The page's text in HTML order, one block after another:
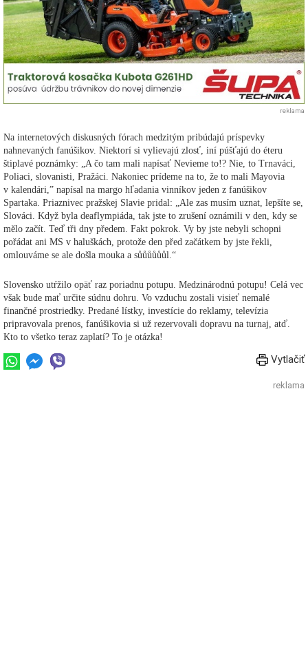
reklama
Na internetových diskusných fórach medzitým pribúdajú príspevky
nahnevaných fanúšikov. Niektorí si vylievajú zlosť, iní púšťajú do éteru
štiplavé poznámky: „A čo tam mali napísať Nevieme to!? Nie, to Trnaváci,
Poliaci, slovanisti, Pražáci. Nakoniec prídeme na to, že to mali Mayovia
v kalendári,” napísal na margo hľadania vinníkov jeden z fanúšikov
Spartaka. Priaznivec pražskej Slavie pridal: „Ale zas musím uznat, lepšíte se,
Slováci. Když byla deaflympiáda, tak jste to zrušení oznámili v den, kdy se
mělo začít. Teď tři dny předem. Fakt pokrok. Vy by jste nebyli schopni
pořádat ani MS v haluškách, protože den před začátkem by jste řekli,
omlouváme se ale došla mouka a sůůůůůůl.“
Slovensko utŕžilo opäť raz poriadnu potupu. Medzinárodnú potupu! Celá vec
však bude mať určite súdnu dohru. Vo vzduchu zostali visieť nemalé
finančné prostriedky. Predané lístky, investície do reklamy, televízia
pripravovala prenos, fanúšikovia si už rezervovali dopravu na turnaj, atď.
Kto to všetko teraz zaplatí? To je otázka!
Vytlačiť
reklama